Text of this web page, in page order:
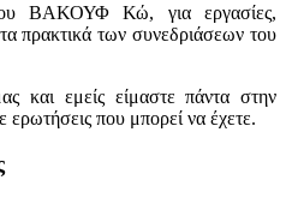
ΒΑΚΟΥΦ Κώ, για εργασίες,
πρακτικά των συνεδριάσεων του
και εμείς είμαστε πάντα στην
που μπορεί να έχετε.